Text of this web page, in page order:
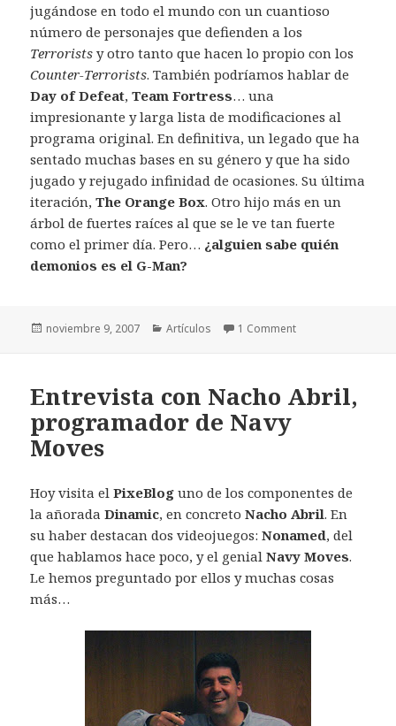
jugándose en todo el mundo con un cuantioso
número de personajes que defienden a los
Terrorists y otro tanto que hacen lo propio con los
Counter-Terrorists. También podríamos hablar de
Day of Defeat,Team Fortress… una
impresionante y larga lista de modificaciones al
programa original. En definitiva, un legado que ha
sentado muchas bases en su género y que ha sido
jugado y rejugado infinidad de ocasiones. Su última
iteración,The Orange Box. Otro hijo más en un
árbol de fuertes raíces al que se le ve tan fuerte
como el primer día. Pero… ¿alguien sabe quién
demonios es el G-Man?
Publicado
noviembre 9, 2007 Categorías
Artículos 1 Comment
Entrevista con Nacho Abril,
programador de Navy
Moves
Hoy visita elPixeBlog uno de los componentes de
la añoradaDinamic, en concretoNacho Abril. En
su haber destacan dos videojuegos:Nonamed, del
que hablamos hace poco, y el genialNavy Moves.
Le hemos preguntado por ellos y muchas cosas
más…